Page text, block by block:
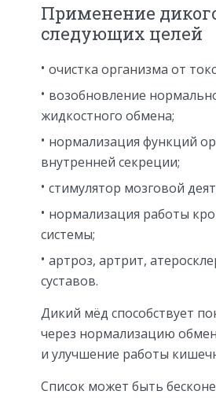
Применение
следующих целей
очистка организма от
возобновление
жидкостного обмена;
нормализация функций
внутренней секреции;
стимулятор мозговой
нормализация работы
системы;
артроз, артрит,
суставов.
Дикий мёд способствует
через нормализацию
и улучшение работы
Список может быть